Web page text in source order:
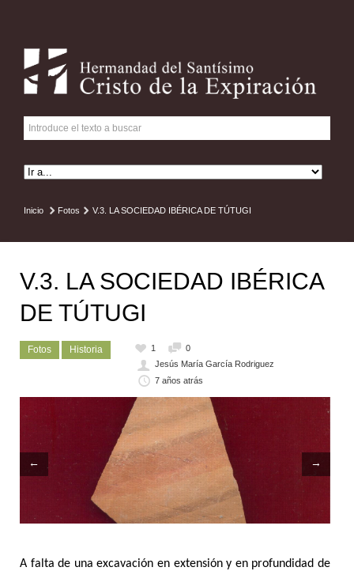
Inicio Fotos V.3. LA SOCIEDAD IBÉRICA DE TÚTUGI
V.3. LA SOCIEDAD IBÉRICA
DE TÚTUGI
Fotos Historia 1
0
Jesús María García Rodriguez
7 años atrás
← →
A falta de una excavación en extensión y en profundidad de